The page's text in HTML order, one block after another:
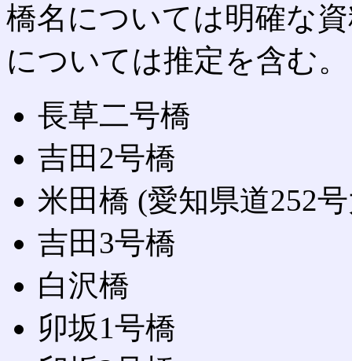
橋名については明確な
については推定を含む。
長草二号橋
吉田2号橋
米田橋 (愛知県道252
吉田3号橋
白沢橋
卯坂1号橋